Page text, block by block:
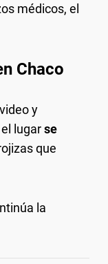
médicos, el
Chaco
y
lugarse
que
la